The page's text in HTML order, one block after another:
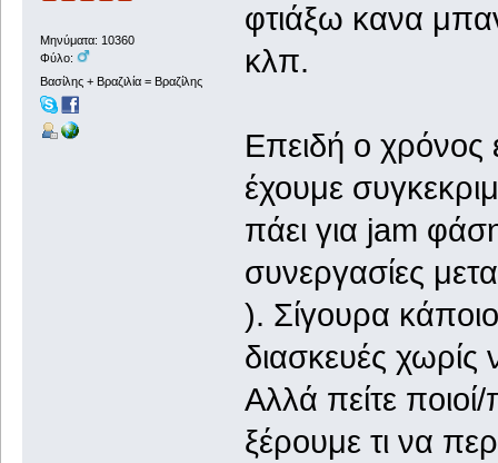
Μηνύματα: 10360
Φύλο:
Βασίλης + Βραζιλία = Βραζίλης
φτιάξω κανα
κλπ.
Επειδή ο χρόνος
έχουμε
πάει για jam
συνεργασίες
). Σίγουρα
διασκευές χωρίς
Αλλά πείτε
ξέρουμε τι να